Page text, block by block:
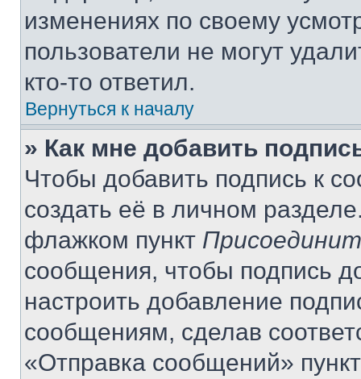
изменениях по своему
пользователи не могут
кто-то ответил.
Вернуться к началу
» Как мне добавить
Чтобы добавить подпись к
создать её в личном
флажком пункт
сообщения, чтобы подпись
настроить добавление
сообщениям, сделав
«Отправка сообщений»